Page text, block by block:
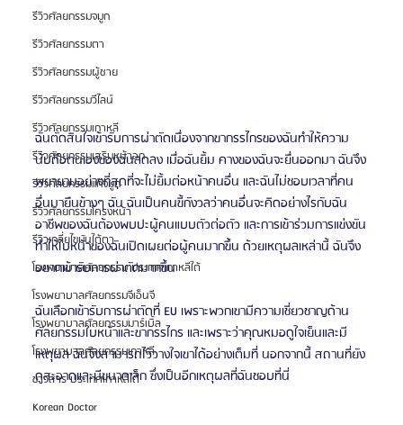
รีวิวศัลยกรรมจมูก
รีวิวศัลยกรรมตา
รีวิวศัลยกรรมผู้ชาย
รีวิวศัลยกรรมวีไลน์
รีวิวศัลยกรรมเกาหลี
รีวิวศัลยกรรมเสริมหน้าอก
รีวิวศัลยกรรมแก้จมูก
รีวิวศัลยกรรมโครงหน้า
รีวิวเกลี่ยไขมันใต้ตา
โรงพยาบาลศัลยกรรม ประเทศเกาหลีใต้
โรงพยาบาลศัลยกรรมจีเอ็นจี
โรงพยาบาลศัลยกรรมมาร์เบิ้ล
โรงพยาบาลศัลยกรรมเกาหลี
ข่าวสาร ประเทศเกาหลีใต้
Korean Doctor
ฉันตัดสินใจเข้ารับการผ่าตัดเนื่องจากขากรรไกรของฉันทำให้ความ
นับถือตนเองของฉันลดลง เมื่อฉันยิ้ม คางของฉันจะยื่นออกมา ฉันจึง
พยายามอย่างที่สุดที่จะไม่ยิ้มต่อหน้าคนอื่น และฉันไม่ชอบเวลาที่คน
อื่นมายืนข้างๆ ฉัน ฉันเป็นคนขี้กังวลว่าคนอื่นจะคิดอย่างไรกับฉัน
อาชีพของฉันต้องพบปะผู้คนแบบตัวต่อตัว และการเข้าร่วมการแข่งขัน
ทำให้ใบหน้าของฉันเปิดเผยต่อผู้คนมากขึ้น ด้วยเหตุผลเหล่านี้ ฉันจึง
อยากเข้ารับการผ่าตัดมากขึ้น
ฉันเลือกเข้ารับการผ่าตัดที่ EU เพราะพวกเขามีความเชี่ยวชาญด้าน
ศัลยกรรมใบหน้าและขากรรไกร และเพราะว่าคุณหมอดูใจเย็นและมี
เหตุผล ฉันจึงสามารถไว้วางใจเขาได้อย่างเต็มที่ นอกจากนี้ สถานที่ยัง
ดูสะอาดและมีขนาดเล็ก ซึ่งเป็นอีกเหตุผลที่ฉันชอบที่นี่